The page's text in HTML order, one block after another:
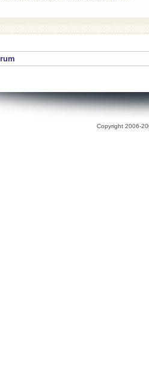
Copyright 2006-